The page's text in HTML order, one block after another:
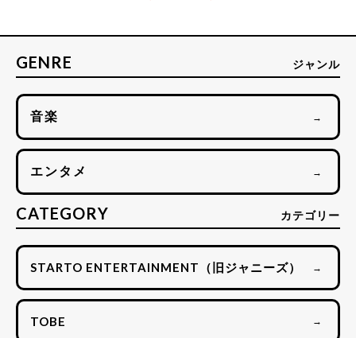
GENRE ジャンル
音楽 →
エンタメ →
CATEGORY カテゴリー
STARTO ENTERTAINMENT（旧ジャニーズ） →
TOBE →